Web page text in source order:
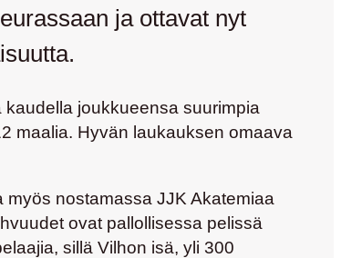
ja ottavat nyt
kaudella joukkueensa suurimpia
maalia. Hyvän laukauksen omaava
nostamassa JJK Akatemiaa
ovat pallollisessa pelissä
sillä Vilhon isä, yli 300